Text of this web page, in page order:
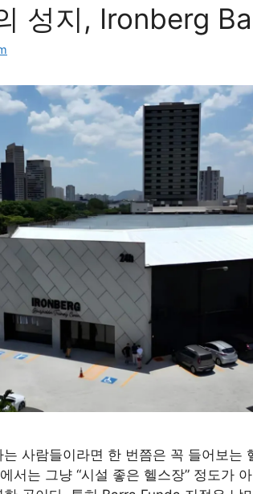
성지, Ironberg
사람들이라면 한 번쯤은 꼭 들어보는
서는 그냥 “시설 좋은 헬스장” 정도가